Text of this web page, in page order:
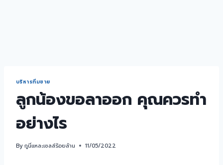
บริหารทีมขาย
ลูกน้องขอลาออก คุณควรทำ
อย่างไร
Byกูนี่แหละเซลล์ร้อยล้าน 11/05/2022